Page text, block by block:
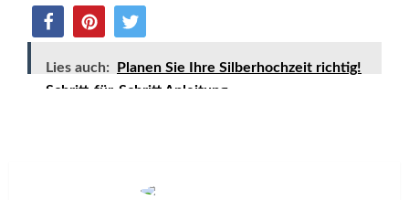
Lies auch:
Planen Sie Ihre Silberhochzeit richtig!
Schritt-für-Schritt Anleitung